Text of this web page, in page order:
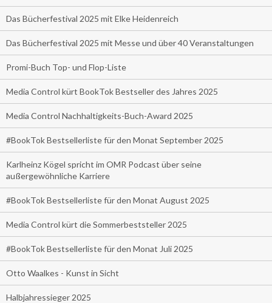
Das Bücherfestival 2025 mit Elke Heidenreich
Das Bücherfestival 2025 mit Messe und über 40 Veranstaltungen
Promi-Buch Top- und Flop-Liste
Media Control kürt BookTok Bestseller des Jahres 2025
Media Control Nachhaltigkeits-Buch-Award 2025
#BookTok Bestsellerliste für den Monat September 2025
Karlheinz Kögel spricht im OMR Podcast über seine
außergewöhnliche Karriere
#BookTok Bestsellerliste für den Monat August 2025
Media Control kürt die Sommerbeststeller 2025
#BookTok Bestsellerliste für den Monat Juli 2025
Otto Waalkes - Kunst in Sicht
Halbjahressieger 2025